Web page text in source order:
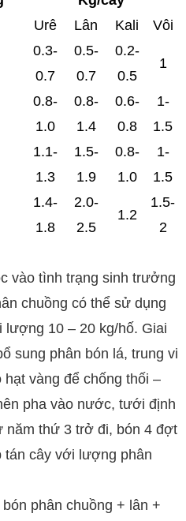
Urê
Lân Kali Vôi
0.3-
0.7
0.5-
0.7
0.2-
0.5
1
0.8-
1.0
0.8-
1.4
0.6-
0.8
1-
1.5
1.1-
1.3
1.5-
1.9
0.8-
1.0
1-
1.5
1.4-
1.8
2.0-
2.5
1.2
1.5-
2
vào tình trạng sinh trưởng
chuồng có thể sử dụng
10 – 20 kg/hố. Giai
sung phân bón lá, trung vi
vàng để chống thối –
pha vào nước, tưới định
năm thứ 3 trở đi, bón 4 đợt
tán cây với lượng phân
phân chuồng + lân +